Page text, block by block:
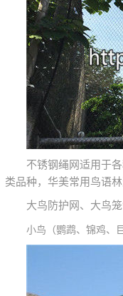
不锈钢绳网适用于
类品种，华美常用鸟语
大鸟防护网、大鸟
小鸟（鹦鹉、锦鸡、